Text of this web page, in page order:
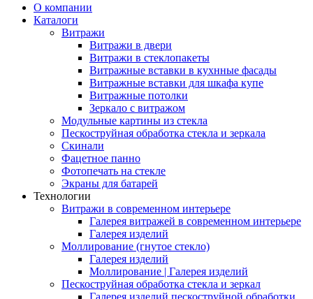
О компании
Каталоги
Витражи
Витражи в двери
Витражи в стеклопакеты
Витражные вставки в кухнные фасады
Витражные вставки для шкафа купе
Витражные потолки
Зеркало с витражом
Модульные картины из стекла
Пескоструйная обработка стекла и зеркала
Скинали
Фацетное панно
Фотопечать на стекле
Экраны для батарей
Технологии
Витражи в современном интерьере
Галерея витражей в современном интерьере
Галерея изделий
Моллирование (гнутое стекло)
Галерея изделий
Моллирование | Галерея изделий
Пескоструйная обработка стекла и зеркал
Галерея изделий пескоструйной обработки